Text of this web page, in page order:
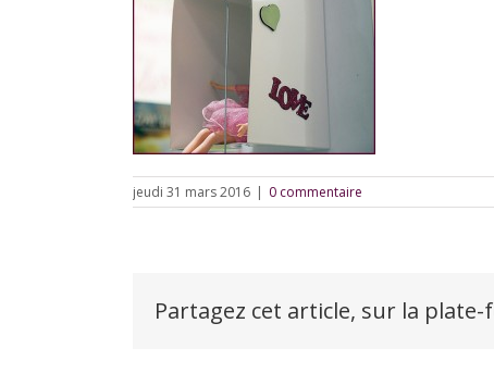
jeudi 31 mars 2016 | 0 commentaire
Partagez cet article, sur la